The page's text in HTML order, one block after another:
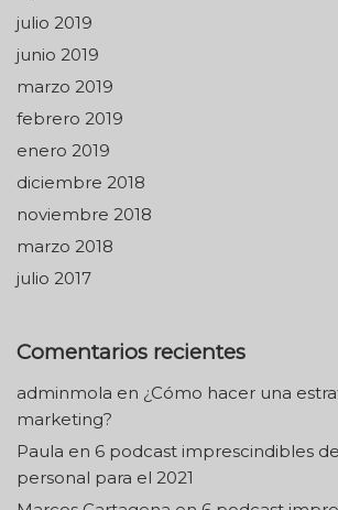
julio 2019
junio 2019
marzo 2019
febrero 2019
enero 2019
diciembre 2018
noviembre 2018
marzo 2018
julio 2017
Comentarios recientes
adminmola en ¿Cómo hacer una
marketing?
Paula en 6 podcast imprescindibles
personal para el 2021